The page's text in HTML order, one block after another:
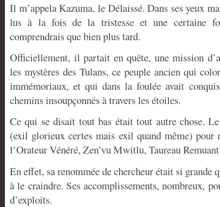
Il m’appela Kazuma, le Délaissé. Dans ses yeux
lus à la fois de la tristesse et une certaine
comprendrais que bien plus tard.
Officiellement, il partait en quête, une mission
les mystères des Tulans, ce peuple ancien qui
immémoriaux, et qui dans la foulée avait
chemins insoupçonnés à travers les étoiles.
Ce qui se disait tout bas était tout autre chose.
(exil glorieux certes mais exil quand même) pour
l’Orateur Vénéré, Zen’vu Mwitlu, Taureau
En effet, sa renommée de chercheur était si grande
à le craindre. Ses accomplissements, nombreux,
d’exploits.